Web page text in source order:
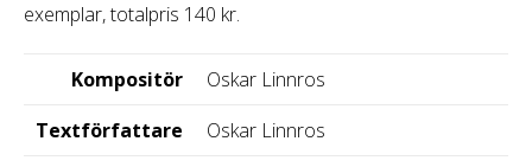
exemplar, totalpris 140 kr.
Kompositör
Oskar Linnros
Textförfattare
Oskar Linnros